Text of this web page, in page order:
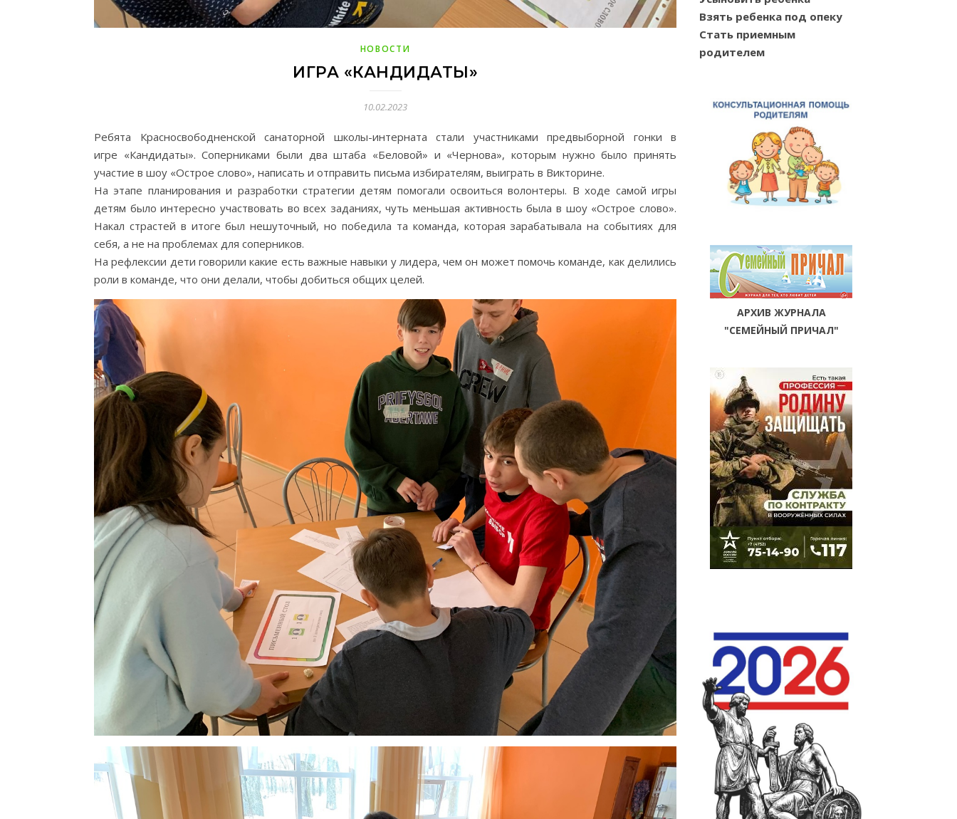
НОВОСТИ
ИГРА «КАНДИДАТЫ»
10.02.2023
Ребята Красносвободненской санаторной школы-интерната стали участниками предвыборной гонки в
игре «Кандидаты». Соперниками были два штаба «Беловой» и «Чернова», которым нужно было принять
участие в шоу «Острое слово», написать и отправить письма избирателям, выиграть в Викторине.
На этапе планирования и разработки стратегии детям помогали освоиться волонтеры. В ходе самой игры
детям было интересно участвовать во всех заданиях, чуть меньшая активность была в шоу «Острое слово».
Накал страстей в итоге был нешуточный, но победила та команда, которая зарабатывала на событиях для
себя, а не на проблемах для соперников.
На рефлексии дети говорили какие есть важные навыки у лидера, чем он может помочь команде, как делились
роли в команде, что они делали, чтобы добиться общих целей.
Взять ребенка под опеку
Стать приемным
родителем
АРХИВ ЖУРНАЛА
"СЕМЕЙНЫЙ ПРИЧАЛ"